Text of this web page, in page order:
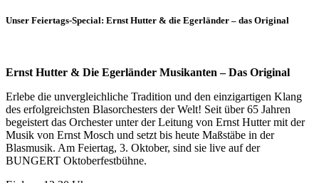
Unser Feiertags-Special: Ernst Hutter & die Egerländer – das Original
Ernst Hutter & Die Egerländer Musikanten – Das Original
Erlebe die unvergleichliche Tradition und den einzigartigen Klang
des erfolgreichsten Blasorchesters der Welt! Seit über 65 Jahren
begeistert das Orchester unter der Leitung von Ernst Hutter mit der
Musik von Ernst Mosch und setzt bis heute Maßstäbe in der
Blasmusik. Am Feiertag, 3. Oktober, sind sie live auf der
BUNGERT Oktoberfestbühne.